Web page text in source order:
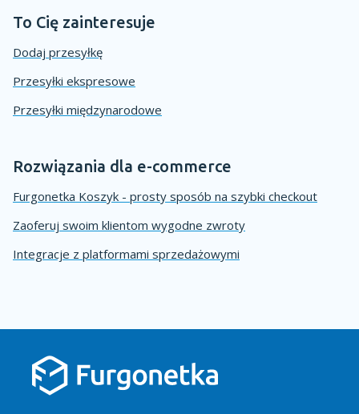
To Cię zainteresuje
Dodaj przesyłkę
Przesyłki ekspresowe
Przesyłki międzynarodowe
Rozwiązania dla e-commerce
Furgonetka Koszyk - prosty sposób na szybki checkout
Zaoferuj swoim klientom wygodne zwroty
Integracje z platformami sprzedażowymi